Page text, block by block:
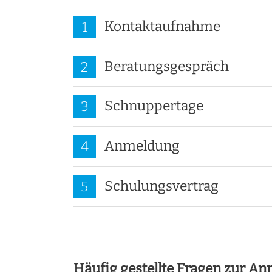
1 Kontaktaufnahme
2 Beratungsgespräch
3 Schnuppertage
4 Anmeldung
5 Schulungsvertrag
Häufig gestellte Fragen zur